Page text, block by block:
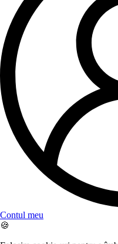
Contul meu
🍪